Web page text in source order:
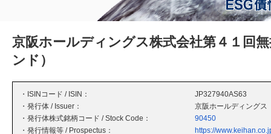
京阪ホールディングス株式会社第４１回
ンド）
・ISINコード / ISIN：
JP327940AS63
・発行体 / Issuer：
京阪ホールディングス
・発行体株式銘柄コード / Stock Code：
90450
・発行情報等 / Prospectus：
https://